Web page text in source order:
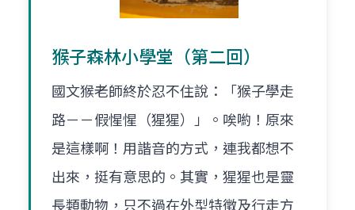
猴子森林小學堂（第二回）
國文猴老師終於忍不住說：「猴子學走
路－－假惺惺（猩猩）」。唉喲！原來
是這樣啊！用諧音的方式，連我都想不
出來，挺有意思的。其實，猩猩也是靈
長類動物，只不過在外型特徵及行走方